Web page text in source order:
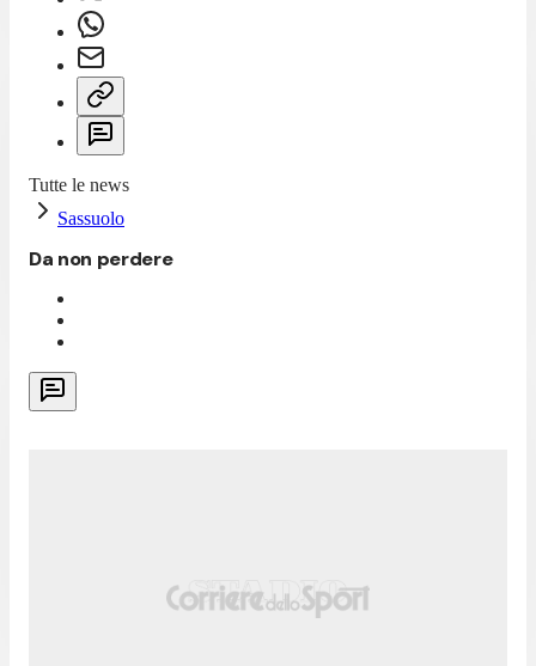
Tutte le news
Sassuolo
Da non perdere